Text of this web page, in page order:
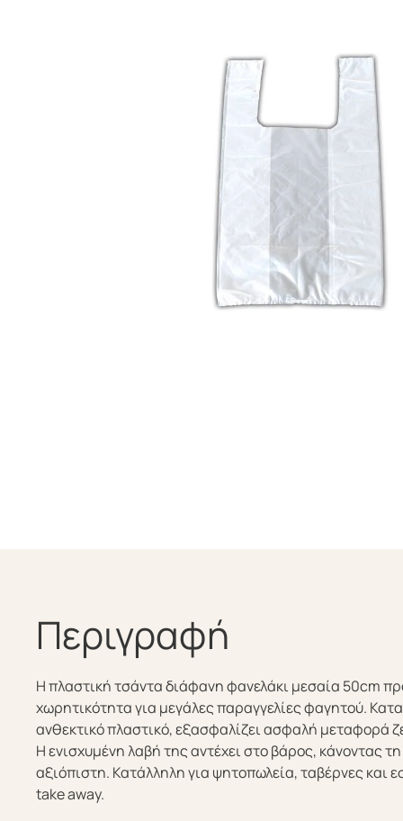
Περιγραφή
Η πλαστική τσάντα διάφανη φανελάκι μεσαία 50cm
χωρητικότητα για μεγάλες παραγγελίες φαγητού.
ανθεκτικό πλαστικό, εξασφαλίζει ασφαλή μεταφορά
Η ενισχυμένη λαβή της αντέχει στο βάρος, κάνοντας
αξιόπιστη. Κατάλληλη για ψητοπωλεία, ταβέρνες και
take away.